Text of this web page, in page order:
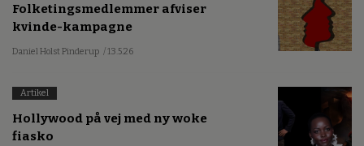
Folketingsmedlemmer afviser
kvinde-kampagne
Daniel Holst Pinderup / 13.5.26
Artikel
Hollywood på vej med ny woke
fiasko